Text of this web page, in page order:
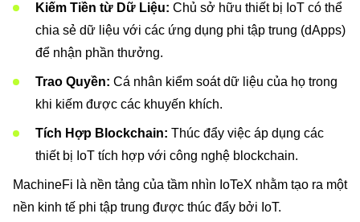
Kiếm Tiền từ Dữ Liệu: Chủ sở hữu thiết bị IoT có thể
chia sẻ dữ liệu với các ứng dụng phi tập trung (dApps)
để nhận phần thưởng.
Trao Quyền: Cá nhân kiểm soát dữ liệu của họ trong
khi kiếm được các khuyến khích.
Tích Hợp Blockchain: Thúc đẩy việc áp dụng các
thiết bị IoT tích hợp với công nghệ blockchain.
MachineFi là nền tảng của tầm nhìn IoTeX nhằm tạo ra một
nền kinh tế phi tập trung được thúc đẩy bởi IoT.